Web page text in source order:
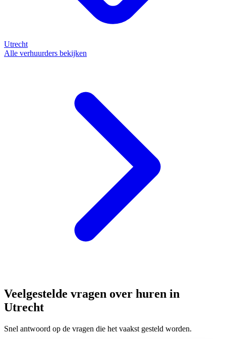
Utrecht
Alle verhuurders bekijken
Veelgestelde vragen over huren in
Utrecht
Snel antwoord op de vragen die het vaakst gesteld worden.